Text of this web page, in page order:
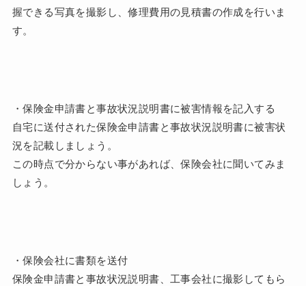
握できる写真を撮影し、修理費用の見積書の作成を行いま
す。
・保険金申請書と事故状況説明書に被害情報を記入する
自宅に送付された保険金申請書と事故状況説明書に被害状
況を記載しましょう。
この時点で分からない事があれば、保険会社に聞いてみま
しょう。
・保険会社に書類を送付
保険金申請書と事故状況説明書、工事会社に撮影してもら